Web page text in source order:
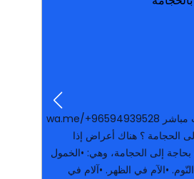
الزهيوي والنمل الابيض كفائه
للتواصل واتساب مباشر wa.me/+96594939528
ﺍﻟﺤﺠﺎﻣﺔ ؟ ﻫﻨﺎﻙ ﺃﻋﺮﺍﺽ ﺇﺫﺍ
ﺇﻟﻰ ﺍﻟﺤﺠﺎﻣﺔ، وهي: •ﺍﻟﺨﻤﻮﻝ
•ﺍﻵﻡ ﻓﻲ الظهر. •آلام في